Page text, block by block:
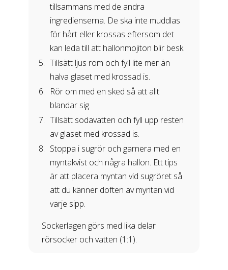
tillsammans med de andra
ingredienserna. De ska inte muddlas
för hårt eller krossas eftersom det
kan leda till att hallonmojiton blir besk.
Tillsätt ljus rom och fyll lite mer än
halva glaset med krossad is.
Rör om med en sked så att allt
blandar sig.
Tillsätt sodavatten och fyll upp resten
av glaset med krossad is.
Stoppa i sugrör och garnera med en
myntakvist och några hallon. Ett tips
är att placera myntan vid sugröret så
att du känner doften av myntan vid
varje sipp.
Sockerlagen görs med lika delar
rörsocker och vatten (1:1).